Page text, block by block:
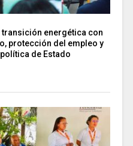
transición energética con
protección del empleo y
de Estado